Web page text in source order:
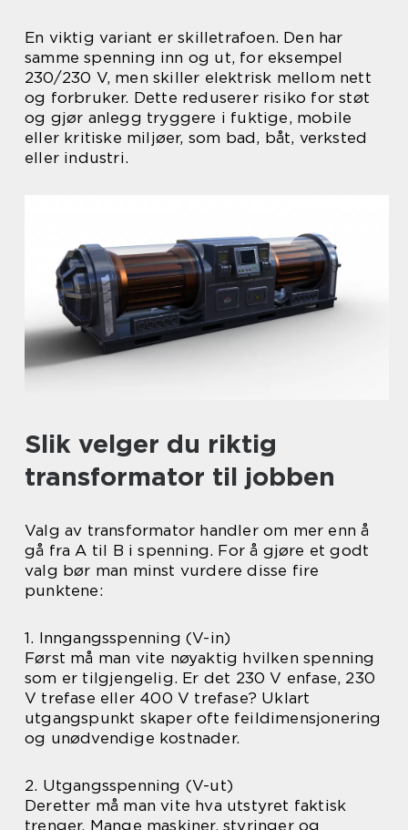
En viktig variant er skilletrafoen. Den har
samme spenning inn og ut, for eksempel
230/230 V, men skiller elektrisk mellom nett
og forbruker. Dette reduserer risiko for støt
og gjør anlegg tryggere i fuktige, mobile
eller kritiske miljøer, som bad, båt, verksted
eller industri.
Slik velger du riktig
transformator til jobben
Valg av transformator handler om mer enn å
gå fra A til B i spenning. For å gjøre et godt
valg bør man minst vurdere disse fire
punktene:
1. Inngangsspenning (V-in)
Først må man vite nøyaktig hvilken spenning
som er tilgjengelig. Er det 230 V enfase, 230
V trefase eller 400 V trefase? Uklart
utgangspunkt skaper ofte feildimensjonering
og unødvendige kostnader.
2. Utgangsspenning (V-ut)
Deretter må man vite hva utstyret faktisk
trenger. Mange maskiner, styringer og